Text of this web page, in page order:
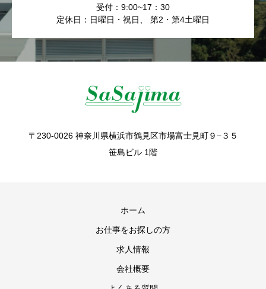
受付：9:00~17：30
定休日：日曜日・祝日、 第2・第4土曜日
〒230-0026 神奈川県横浜市鶴見区市場富士見町９−３５
笹島ビル 1階
ホーム
お仕事をお探しの方
求人情報
会社概要